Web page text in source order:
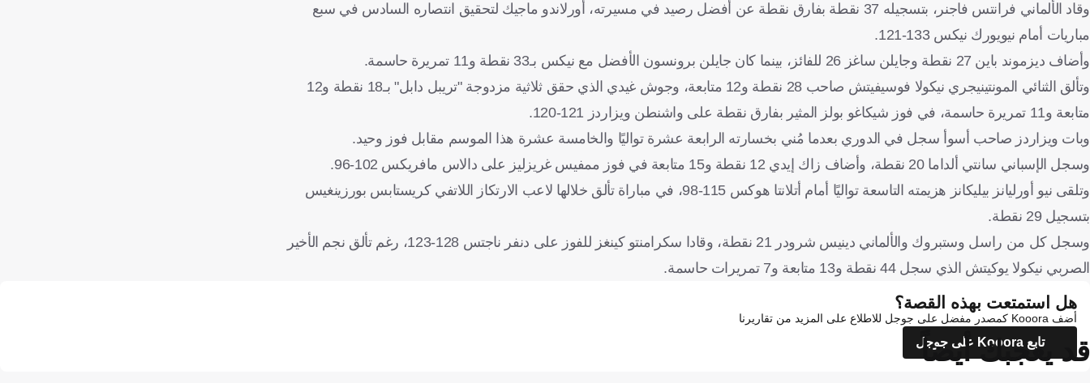
وقاد الألماني فرانتس فاجنر، بتسجيله 37 نقطة بفارق نقطة عن أفضل رصيد في مسيرته، أورلاندو ماجيك لتحقيق انتصاره السادس في سبع
مباريات أمام نيويورك نيكس 133-121.
وأضاف ديزموند باين 27 نقطة وجايلن ساغز 26 للفائز، بينما كان جايلن برونسون الأفضل مع نيكس بـ33 نقطة و11 تمريرة حاسمة.
وتألق الثنائي المونتينيجري نيكولا فوسيفيتش صاحب 28 نقطة و12 متابعة، وجوش غيدي الذي حقق ثلاثية مزدوجة "تريبل دابل" بـ18 نقطة و12
متابعة و11 تمريرة حاسمة، في فوز شيكاغو بولز المثير بفارق نقطة على واشنطن ويزاردز 121-120.
وبات ويزاردز صاحب أسوأ سجل في الدوري بعدما مُني بخسارته الرابعة عشرة تواليًا والخامسة عشرة هذا الموسم مقابل فوز وحيد.
وسجل الإسباني سانتي ألداما 20 نقطة، وأضاف زاك إيدي 12 نقطة و15 متابعة في فوز ممفيس غريزليز على دالاس مافريكس 102-96.
وتلقى نيو أورليانز بيليكانز هزيمته التاسعة تواليًا أمام أتلانتا هوكس 115-98، في مباراة تألق خلالها لاعب الارتكاز اللاتفي كريستابس بورزينغيس
بتسجيل 29 نقطة.
وسجل كل من راسل وستبروك والألماني دينيس شرودر 21 نقطة، وقادا سكرامنتو كينغز للفوز على دنفر ناجتس 128-123، رغم تألق نجم الأخير
الصربي نيكولا يوكيتش الذي سجل 44 نقطة و13 متابعة و7 تمريرات حاسمة.
هل استمتعت بهذه القصة؟
أضف Kooora كمصدر مفضل على جوجل للاطلاع على المزيد من تقاريرنا
تابع Kooora على جوجل
قد يعجبك أيضاً